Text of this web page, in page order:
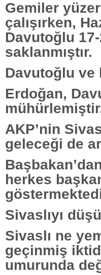
Gemiler
çalışırken,
Davutoğlu 17-
saklanmıştır.
Davutoğlu ve
Erdoğan,
AKP’nin
geleceği de
herkes
Sivaslıyı
Sivaslı ne
geçinmiş
umurunda